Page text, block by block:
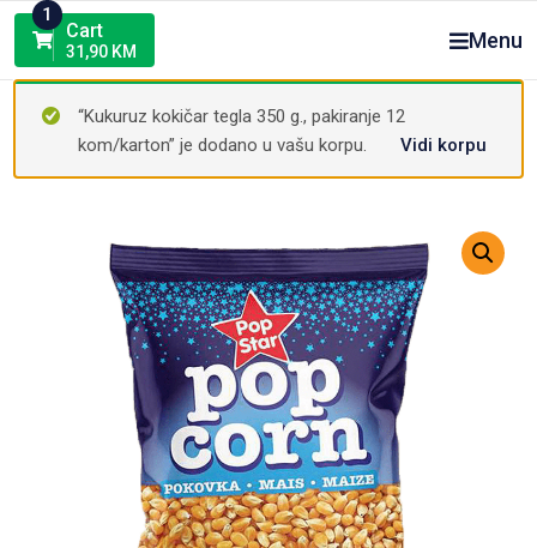
Skip
content
1
Cart
31,90 KM Menu
“Kukuruz kokičar tegla 350 g., pakiranje 12
kom/karton” je dodano u vašu korpu.
Vidi korpu